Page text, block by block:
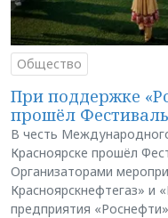
Общество
При поддержке
прошёл
В честь
Красноярске прошёл
Организаторами
Красноярскнефтегаз»
предприятия